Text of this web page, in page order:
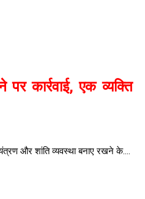
कार्रवाई, एक व्यक्ति
और शांति व्यवस्था बनाए रखने के....